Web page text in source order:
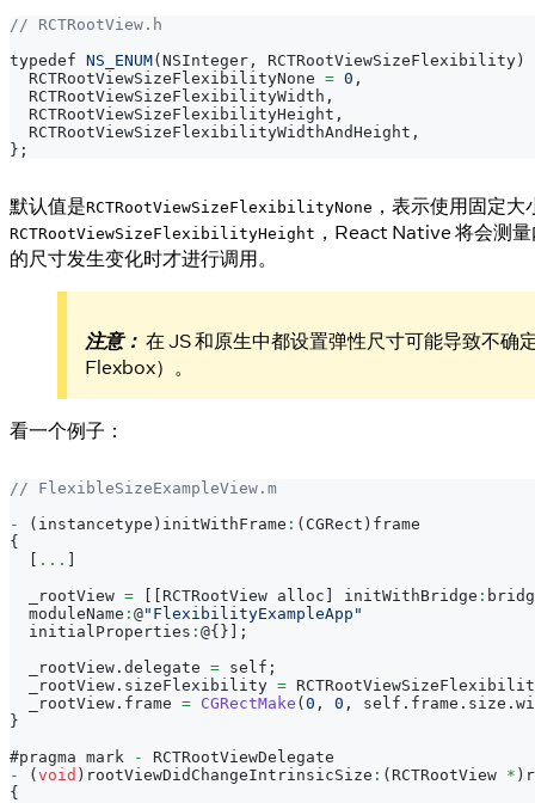
// RCTRootView.h
typedef NS_ENUM( NSInteger , RCTRootViewSizeFlexibility )
RCTRootViewSizeFlexibilityNone = 0 ,
RCTRootViewSizeFlexibilityWidth ,
RCTRootViewSizeFlexibilityHeight ,
RCTRootViewSizeFlexibilityWidthAndHeight ,
} ;
默认值是RCTRootViewSizeFlexibilityNone ，表示使用固定
RCTRootViewSizeFlexibilityHeight ，React Native 将会测
的尺寸发生变化时才进行调用。
注意： 在 JS 和原生中都设置弹性尺寸可能导致不确
Flexbox）。
看一个例子：
// FlexibleSizeExampleView.m
-
( instancetype ) initWithFrame : ( CGRect ) frame
{
...
  _rootView
= RCTRootView alloc initWithBridge :
  moduleName
: @"FlexibilityExampleApp"
  initialProperties
: @{ }
;
  _rootView
. delegate = self ;
  _rootView
. sizeFlexibility =
  _rootView
. frame = CGRectMake ( 0 , 0 , self . frame . size .
}
#pragma mark
-
RCTRootViewDelegate
-
( void ) rootViewDidChangeIntrinsicSize : ( RCTRootView * )
{